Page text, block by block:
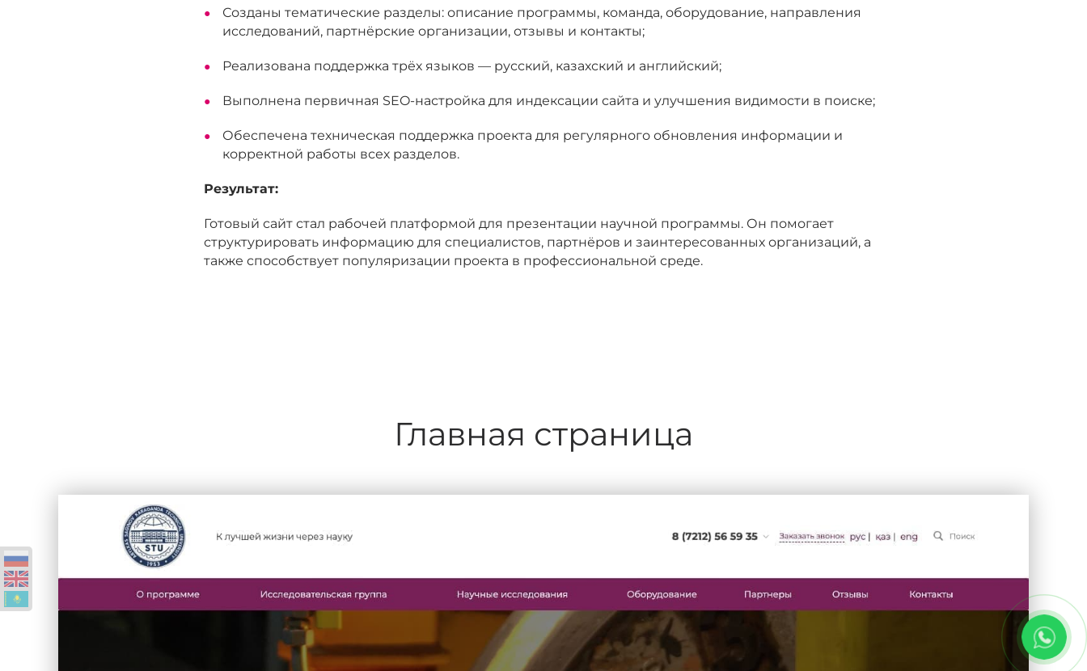
Созданы тематические разделы: описание программы, команда, оборудование, направления
исследований, партнёрские организации, отзывы и контакты;
Реализована поддержка трёх языков — русский, казахский и английский;
Выполнена первичная SEO-настройка для индексации сайта и улучшения видимости в поиске;
Обеспечена техническая поддержка проекта для регулярного обновления информации и
корректной работы всех разделов.
Результат:
Готовый сайт стал рабочей платформой для презентации научной программы. Он помогает
структурировать информацию для специалистов, партнёров и заинтересованных организаций, а
также способствует популяризации проекта в профессиональной среде.
Главная страница